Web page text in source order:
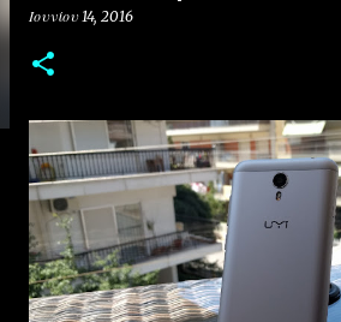
Ιουνίου 14, 2016